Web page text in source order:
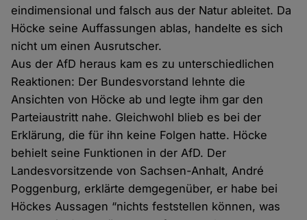
eindimensional und falsch aus der Natur ableitet. Da
Höcke seine Auffassungen ablas, handelte es sich
nicht um einen Ausrutscher.
Aus der AfD heraus kam es zu unterschiedlichen
Reaktionen: Der Bundesvorstand lehnte die
Ansichten von Höcke ab und legte ihm gar den
Parteiaustritt nahe. Gleichwohl blieb es bei der
Erklärung, die für ihn keine Folgen hatte. Höcke
behielt seine Funktionen in der AfD. Der
Landesvorsitzende von Sachsen-Anhalt, André
Poggenburg, erklärte demgegenüber, er habe bei
Höckes Aussagen “nichts feststellen können, was